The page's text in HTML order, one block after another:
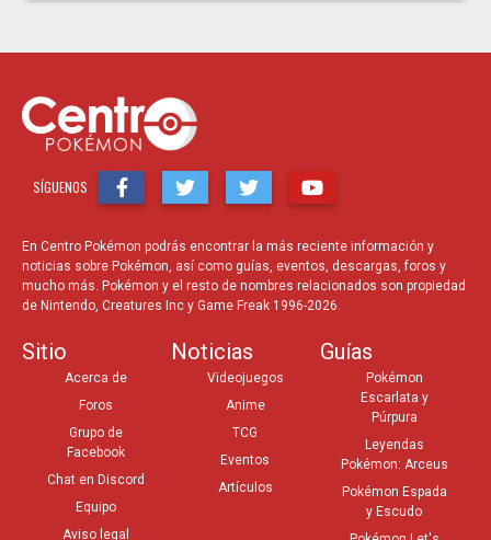
SÍGUENOS
En Centro Pokémon podrás encontrar la más reciente información y
noticias sobre Pokémon, así como guías, eventos, descargas, foros y
mucho más. Pokémon y el resto de nombres relacionados son propiedad
de Nintendo, Creatures Inc y Game Freak 1996-2026.
Sitio
Acerca de
Foros
Grupo de
Facebook
Chat en Discord
Equipo
Aviso legal
Noticias
Videojuegos
Anime
TCG
Eventos
Artículos
Guías
Pokémon
Escarlata y
Púrpura
Leyendas
Pokémon: Arceus
Pokémon Espada
y Escudo